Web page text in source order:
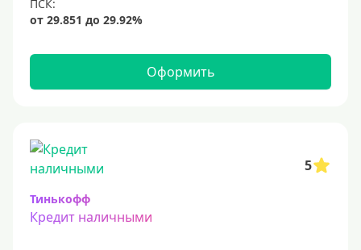
15 млн
20 млн
50 миллионов
Меньше 1 млн (руб)
Оформить
5
Тинькофф
Кредит наличными